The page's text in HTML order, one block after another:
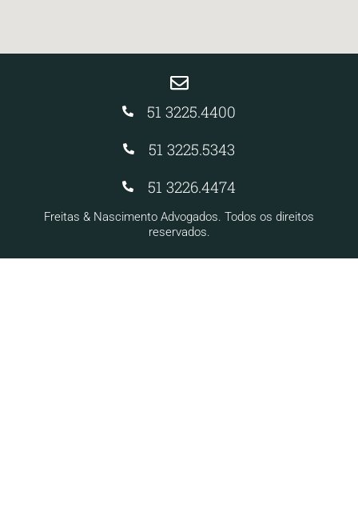
Freitas & Nascimento Advogados. Todos os direitos
reservados.
51 3225.4400
51 3225.5343
51 3226.4474